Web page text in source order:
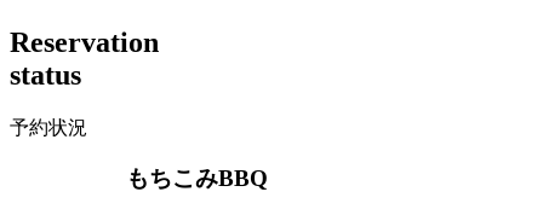
Reservation
status
予約状況
もちこみBBQ